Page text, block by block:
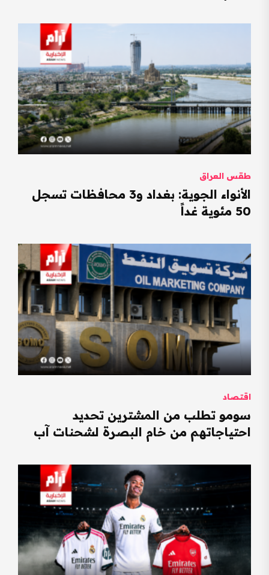
طقس العراق
الأنواء الجوية: بغداد و3 محافظات تسجل
50 مئوية غداً
اقتصاد
سومو تطلب من المشترين تحديد
احتياجاتهم من خام البصرة لشحنات آب